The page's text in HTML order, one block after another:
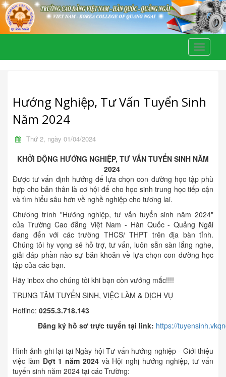
Toggle
Hướng Nghiệp, Tư Vấn Tuyển Sinh
Năm 2024
Thứ 2, ngày 01/04/2024
KHỞI ĐỘNG HƯỚNG NGHIỆP, TƯ VẤN TUYỂN SINH NĂM
2024
Được tư vấn định hướng để lựa chọn con đường học tập phù
hợp cho bản thân là cơ hội để cho học sinh trung học tiếp cận
và tìm hiểu sâu hơn về nghề nghiệp cho tương lai.
Chương trình "Hướng nghiệp, tư vấn tuyển sinh năm 2024"
của Trường Cao đẳng Việt Nam - Hàn Quốc - Quảng Ngãi
đang đến với các trường THCS/ THPT trên địa bàn tỉnh.
Chúng tôi hy vọng sẽ hỗ trợ, tư vấn, luôn sẵn sàn lắng nghe,
giải đáp phần nào sự băn khoăn về lựa chọn con đường học
tập của các bạn.
Hãy inbox cho chúng tôi khi bạn còn vướng mắc!!!!
TRUNG TÂM TUYỂN SINH, VIỆC LÀM & DỊCH VỤ
Hotline: 0255.3.718.143
Đăng ký hồ sơ trực tuyến tại link: https://
Hình ảnh ghi lại tại Ngày hội Tư vấn hướng nghiệp - Giới thiệu
việc làm Đợt 1 năm 2024và Hội nghị hướng nghiệp, tư vấn
tuyển sinh năm 2024 tại các Trường: